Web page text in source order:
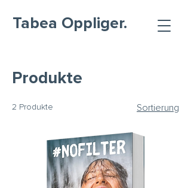
Tabea Oppliger.
Produkte
2 Produkte Sortierung